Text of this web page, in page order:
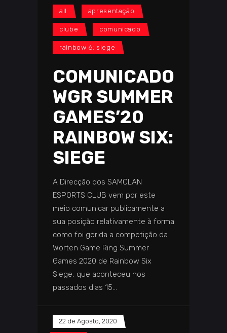
all apresentação
clube comunicado
rainbow 6: siege
COMUNICADO
WGR SUMMER
GAMES’20
RAINBOW SIX:
SIEGE
A Direcção dos SAMCLAN
ESPORTS CLUB vem por este
meio comunicar publicamente a
sua posição relativamente à forma
como foi gerida a competição da
Worten Game Ring Summer
Games 2020 de Rainbow Six
Siege, que aconteceu nos
passados dias 15
22 de Agosto, 2020